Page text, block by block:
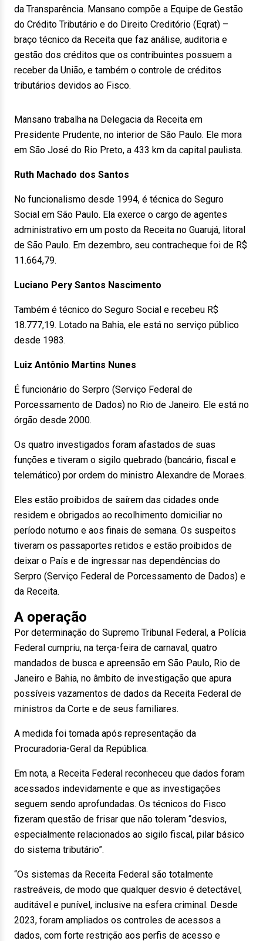
da Transparência. Mansano compõe a Equipe de Gestão
do Crédito Tributário e do Direito Creditório (Eqrat) –
braço técnico da Receita que faz análise, auditoria e
gestão dos créditos que os contribuintes possuem a
receber da União, e também o controle de créditos
tributários devidos ao Fisco.
Mansano trabalha na Delegacia da Receita em
Presidente Prudente, no interior de São Paulo. Ele mora
em São José do Rio Preto, a 433 km da capital paulista.
Ruth Machado dos Santos
No funcionalismo desde 1994, é técnica do Seguro
Social em São Paulo. Ela exerce o cargo de agentes
administrativo em um posto da Receita no Guarujá, litoral
de São Paulo. Em dezembro, seu contracheque foi de R$
11.664,79.
Luciano Pery Santos Nascimento
Também é técnico do Seguro Social e recebeu R$
18.777,19. Lotado na Bahia, ele está no serviço público
desde 1983.
Luiz Antônio Martins Nunes
É funcionário do Serpro (Serviço Federal de
Porcessamento de Dados) no Rio de Janeiro. Ele está no
órgão desde 2000.
Os quatro investigados foram afastados de suas
funções e tiveram o sigilo quebrado (bancário, fiscal e
telemático) por ordem do ministro Alexandre de Moraes.
Eles estão proibidos de saírem das cidades onde
residem e obrigados ao recolhimento domiciliar no
período noturno e aos finais de semana. Os suspeitos
tiveram os passaportes retidos e estão proibidos de
deixar o País e de ingressar nas dependências do
Serpro (Serviço Federal de Porcessamento de Dados) e
da Receita.
A operação
Por determinação do Supremo Tribunal Federal, a Polícia
Federal cumpriu, na terça-feira de carnaval, quatro
mandados de busca e apreensão em São Paulo, Rio de
Janeiro e Bahia, no âmbito de investigação que apura
possíveis vazamentos de dados da Receita Federal de
ministros da Corte e de seus familiares.
A medida foi tomada após representação da
Procuradoria-Geral da República.
Em nota, a Receita Federal reconheceu que dados foram
acessados indevidamente e que as investigações
seguem sendo aprofundadas. Os técnicos do Fisco
fizeram questão de frisar que não toleram “desvios,
especialmente relacionados ao sigilo fiscal, pilar básico
do sistema tributário”.
“Os sistemas da Receita Federal são totalmente
rastreáveis, de modo que qualquer desvio é detectável,
auditável e punível, inclusive na esfera criminal. Desde
2023, foram ampliados os controles de acessos a
dados, com forte restrição aos perfis de acesso e